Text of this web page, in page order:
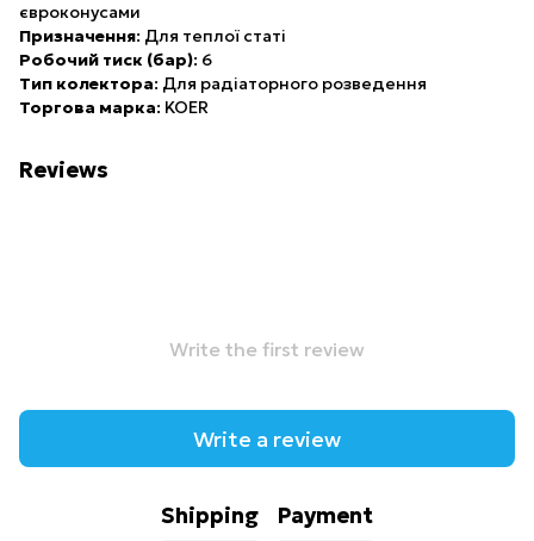
євроконусами
Призначення: Для теплої статі
Робочий тиск (бар): 6
Тип колектора: Для радіаторного розведення
Торгова марка: KOER
Reviews
Write the first review
Write a review
Shipping Payment